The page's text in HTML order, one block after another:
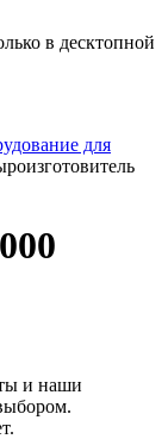
в десктопной
для
и наши